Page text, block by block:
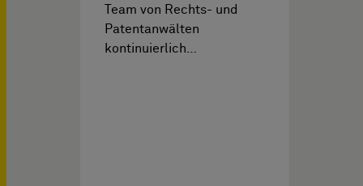
Team von Rechts- und
Patentanwälten
kontinuierlich…